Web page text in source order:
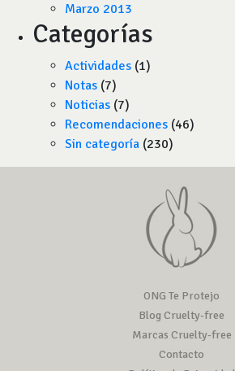
Marzo 2013
Categorías
Actividades (1)
Notas (7)
Noticias (7)
Recomendaciones (46)
Sin categoría (230)
ONG Te Protejo
Blog Cruelty-free
Marcas Cruelty-free
Contacto